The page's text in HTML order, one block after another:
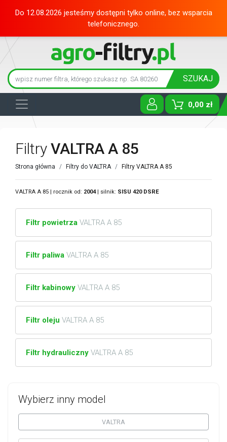
Do 12.08.2026 jesteśmy dostępni tylko online, bez wsparcia
telefonicznego.
SZUKAJ
0,00 zł
Toggle
Wybierz inny model
VALTRA
Filtry VALTRA A 85
Strona główna Filtry do VALTRA Filtry VALTRA A 85
VALTRA A 85 | rocznik od: 2004| silnik: SISU 420 DSRE
Filtr powietrza VALTRA A 85
Filtr paliwa VALTRA A 85
Filtr kabinowy VALTRA A 85
Filtr oleju VALTRA A 85
Filtr hydrauliczny VALTRA A 85